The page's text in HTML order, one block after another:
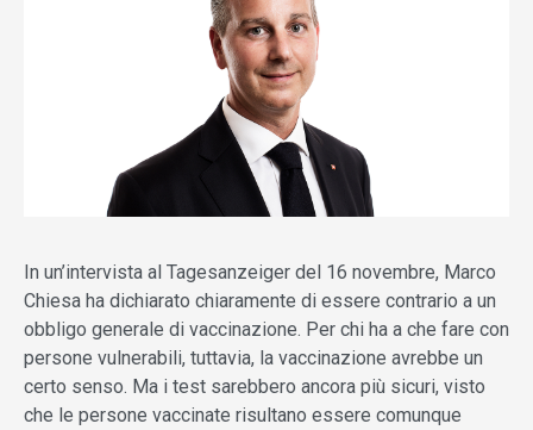
In un’intervista al Tagesanzeiger del 16 novembre, Marco
Chiesa ha dichiarato chiaramente di essere contrario a un
obbligo generale di vaccinazione. Per chi ha a che fare con
persone vulnerabili, tuttavia, la vaccinazione avrebbe un
certo senso. Ma i test sarebbero ancora più sicuri, visto
che le persone vaccinate risultano essere comunque